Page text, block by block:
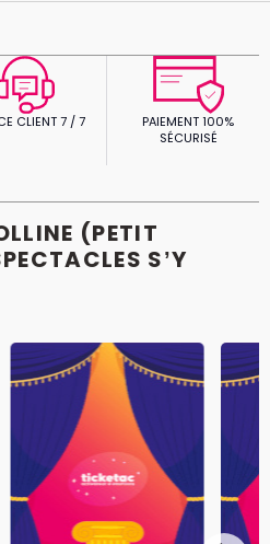
CLIENT 7 / 7
PAIEMENT 100%
SÉCURISÉ
(PETIT
S’Y